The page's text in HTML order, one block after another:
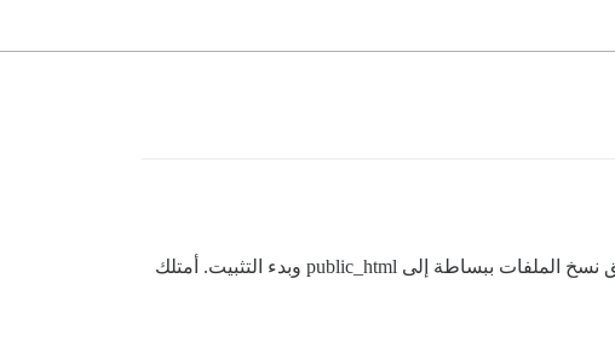
مرحباً بالجميع، يبدو أنني لا أستطيع العثور على دليل حول كيفية تثبيت Discourse على استضافة مخصصة عن طريق نسخ الملفات ببساطة إلى public_html وبدء التثبيت. أمتلك